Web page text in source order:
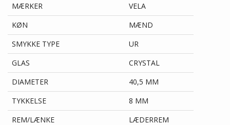
MÆRKER
VELA
KØN
MÆND
SMYKKE TYPE
UR
GLAS
CRYSTAL
DIAMETER
40,5 MM
TYKKELSE
8 MM
REM/LÆNKE
LÆDERREM